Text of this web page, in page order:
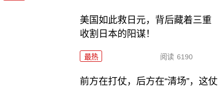
美国如此救日元，背后藏着三重
收割日本的阳谋！
最热 阅读 6190
前方在打仗，后方在“清场”，这仗